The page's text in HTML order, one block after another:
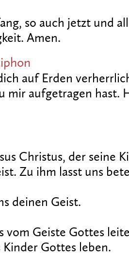
so auch jetzt und
Amen.
auf Erden
mir aufgetragen hast.
Christus, der seine
Zu ihm lasst uns
deinen Geist.
vom Geiste Gottes
Kinder Gottes leben.